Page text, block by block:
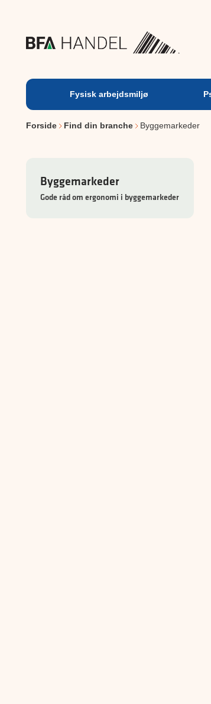
Fysisk arbejdsmiljø
Forside Find din branche Byggemarkeder
Byggemarkeder
Gode råd om ergonomi i byggemarkeder